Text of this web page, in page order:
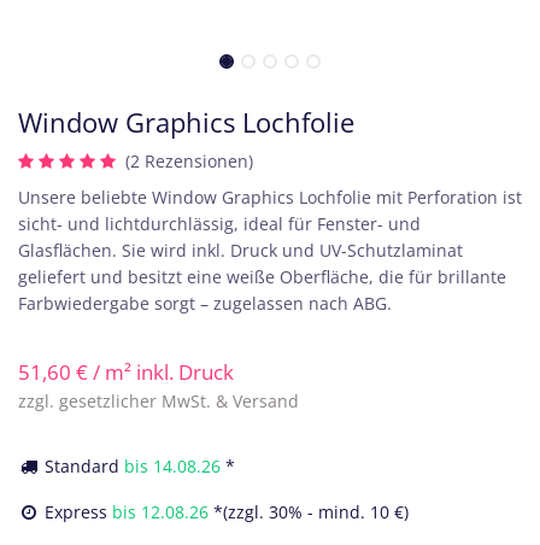
Window Graphics Lochfolie
(2 Rezensionen)
Unsere beliebte Window Graphics Lochfolie mit Perforation ist
sicht- und lichtdurchlässig, ideal für Fenster- und
Glasflächen. Sie wird inkl. Druck und UV-Schutzlaminat
geliefert und besitzt eine weiße Oberfläche, die für brillante
Farbwiedergabe sorgt – zugelassen nach ABG.
51,60 €/ m² inkl. Druck
zzgl. gesetzlicher MwSt. & Versand
Standard bis 14.08.26 *
Express bis 12.08.26 *(zzgl. 30% - mind. 10 €)